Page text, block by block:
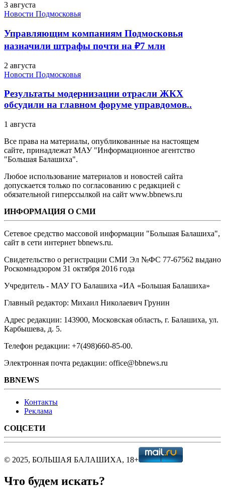
3 августа
Новости Подмосковья
Управляющим компаниям Подмосковья
назначили штрафы почти на ₽7 млн
2 августа
Новости Подмосковья
Результаты модернизации отрасли ЖКХ
обсудили на главном форуме управдомов..
1 августа
Все права на материалы, опубликованные на настоящем
сайте, принадлежат МАУ "Информационное агентство
"Большая Балашиха".
Любое использование материалов и новостей сайта
допускается только по согласованию с редакцией с
обязательной гиперссылкой на сайт www.bbnews.ru
ИНФОРМАЦИЯ О СМИ
Сетевое средство массовой информации "Большая Балашиха",
сайт в сети интернет bbnews.ru.
Свидетельство о регистрации СМИ Эл №ФС ‎77-67562 выдано
Роскомнадзором 31 октября 2016 года
Учредитель - МАУ ГО Балашиха «ИА «Большая Балашиха»
Главный редактор: Михаил Николаевич Грунин
Адрес редакции: 143900, Московская область, г. Балашиха, ул.
Карбышева, д. 5.
Телефон редакции: +7(498)660-85-00.
Электронная почта редакции: office@bbnews.ru
BBNEWS
Контакты
Реклама
СОЦСЕТИ
© 2025, БОЛЬШАЯ БАЛАШИХА, 18+
Что будем искать?